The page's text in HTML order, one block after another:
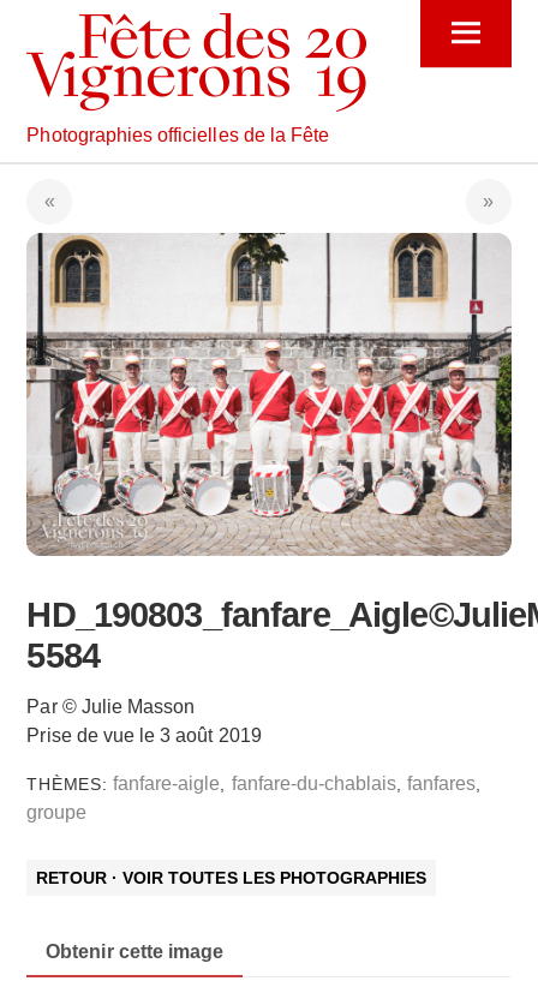
content
Menu
Photographies officielles de la Fête
5584
Par © Julie Masson
Prise de vue le 3 août 2019
THÈMES:fanfare-aigle fanfare-du-chablais,fanfares
groupe
RETOUR · VOIR TOUTES LES PHOTOGRAPHIES
Obtenir cette image